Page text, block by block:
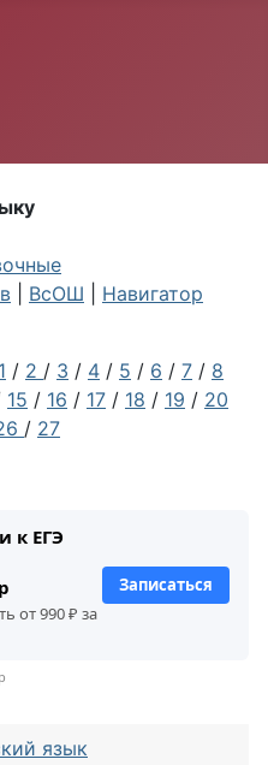
ВсОШ
Навигатор
1 / 2 / 3 / 4 / 5 / 6 / 7 / 8
15 / 16 / 17 / 18 / 19 / 20
/ 27
к ЕГЭ
от 990 ₽ за
Записаться
язык